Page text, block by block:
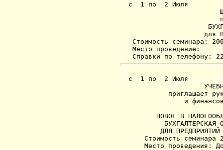
  с  1 по  2 Июля
для
Стоимость семинара:
   Место проведение:
  с  1 по  2 Июля
приглашает
и
НОВОЕ В
БУХГАЛТЕРСКАЯ
ДЛЯ ПРЕДПРИЯТИЙ
Стоимость семинара
Место проведения: